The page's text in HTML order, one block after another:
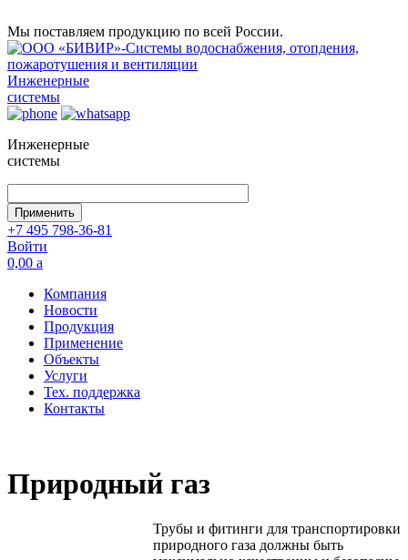
Мы поставляем продукцию по всей России.
Инженерные
системы
Инженерные
системы
+7 495 798-36-81
Войти
0,00 a
Компания
Новости
Продукция
Применение
Объекты
Услуги
Тех. поддержка
Контакты
Природный газ
Трубы и фитинги для транспортировки
природного газа должны быть